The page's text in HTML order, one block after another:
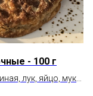
- 100 г
лук, яйцо, мука,